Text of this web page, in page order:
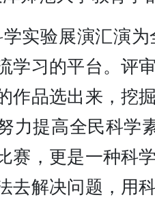
学实验展演汇演
学习的平台。评
作品选出来，挖
力提高全民科学
赛，更是一种科
去解决问题，用